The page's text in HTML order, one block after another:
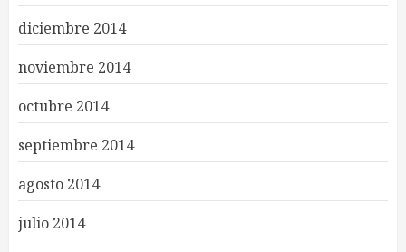
diciembre 2014
noviembre 2014
octubre 2014
septiembre 2014
agosto 2014
julio 2014